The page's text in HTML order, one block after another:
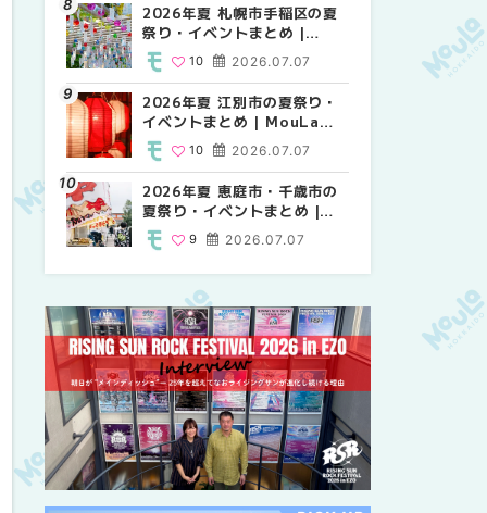
2026年夏 札幌市手稲区の夏
祭り・イベントまとめ |
MouLa HOKKAIDO
2026.07.07
10
2026年夏 江別市の夏祭り・
イベントまとめ | MouLa
HOKKAIDO 2026.07.07
10
2026年夏 恵庭市・千歳市の
夏祭り・イベントまとめ |
MouLa HOKKAIDO
2026.07.07
9
2026年夏 札幌市中央区の夏
祭り・イベントまとめ |
9
2026年夏 札幌市南区の夏祭
り・イベントまとめ |
8
札幌の麻辣湯（マーラータ
ン）おすすめ専門店9選！本
徹底比較 | MouLa
5
2026年夏 札幌市東区の夏祭
り・イベントまとめ |
10
2026年夏 札幌市南区の夏祭
り・イベントまとめ |
8
札幌の麻辣湯（マーラータ
ン）おすすめ専門店6選！本
徹底比較 | MouLa
5